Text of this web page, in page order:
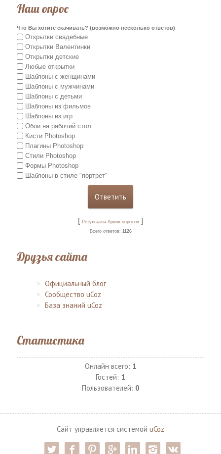
Наш опрос
Что Вы хотите скачивать? (возможно несколько ответов)
Открытки свадебные
Открытки Валентинки
Открытки детские
Любые открытки
Шаблоны с женщинами
Шаблоны с мужчинами
Шаблоны с детьми
Шаблоны из фильмов
Шаблоны из игр
Обои на рабочий стол
Кисти Photoshop
Плагины Photoshop
Стили Photoshop
Формы Photoshop
Шаблоны в стиле "портрет"
[ Результаты Архив опросов ]
Всего ответов: 1126
Друзья сайта
Официальный блог
Сообщество uCoz
База знаний uCoz
Статистика
Онлайн всего: 1
Гостей: 1
Пользователей: 0
Сайт управляется системой uCoz
twitter
facebookpinterestgoogle-pllinkedin instagram